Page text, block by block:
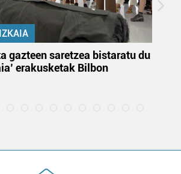
gazteen saretzea bistaratu du
erakusketak Bilbon